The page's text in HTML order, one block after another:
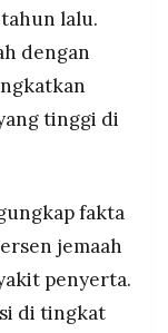
lalu.
dengan
tinggi di
fakta
jemaah
penyerta.
di tingkat